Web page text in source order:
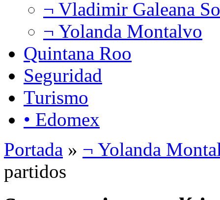
¬ Vladimir Galeana
¬ Yolanda Montalvo
Quintana Roo
Seguridad
Turismo
• Edomex
Portada » ¬ Yolanda
partidos